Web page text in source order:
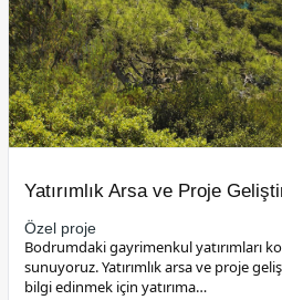
Yatırımlık Arsa ve Proje
Özel proje
Bodrumdaki gayrimenkul yatırımları
sunuyoruz. Yatırımlık arsa ve proje
bilgi edinmek için yatırıma…